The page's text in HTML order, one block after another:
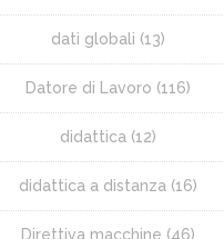
dati globali (13)
Datore di Lavoro (116)
didattica (12)
didattica a distanza (16)
Direttiva macchine (46)